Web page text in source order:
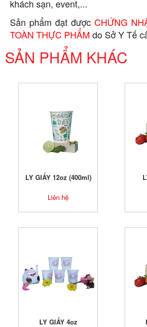
khách sạn, event,...
Sản phẩm đạt được CHỨNG
TOÀN THỰC PHẨM do Sở Y Tế
SẢN PHẨM KHÁC
LY GIẤY 12oz (400ml)
Liên hệ
LY GIẤY 4oz